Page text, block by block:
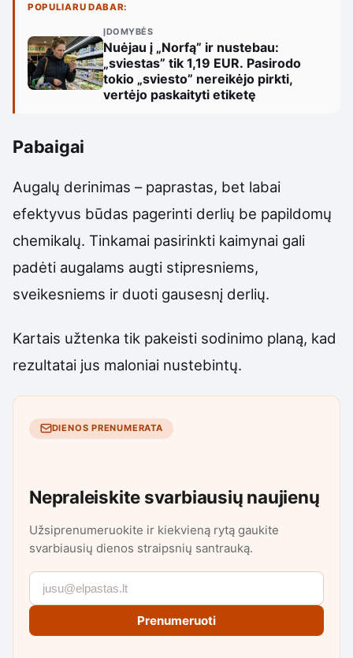
POPULIARU DABAR:
ĮDOMYBĖS
Nuėjau į „Norfą” ir nustebau:
„sviestas” tik 1,19 EUR. Pasirodo
tokio „sviesto” nereikėjo pirkti,
vertėjo paskaityti etiketę
Pabaigai
Augalų derinimas – paprastas, bet labai
efektyvus būdas pagerinti derlių be papildomų
chemikalų. Tinkamai pasirinkti kaimynai gali
padėti augalams augti stipresniems,
sveikesniems ir duoti gausesnį derlių.
Kartais užtenka tik pakeisti sodinimo planą, kad
rezultatai jus maloniai nustebintų.
DIENOS PRENUMERATA
Nepraleiskite svarbiausių naujienų
Užsiprenumeruokite ir kiekvieną rytą gaukite
svarbiausių dienos straipsnių santrauką.
Prenumeruoti